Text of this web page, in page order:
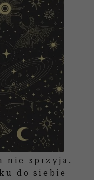
nie sprzyja.
do siebie